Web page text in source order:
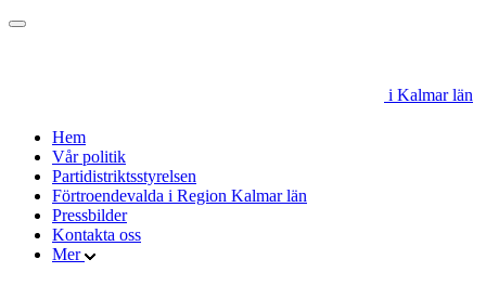
i Kalmar län
Hem
Vår politik
Partidistriktsstyrelsen
Förtroendevalda i Region Kalmar län
Pressbilder
Kontakta oss
Mer